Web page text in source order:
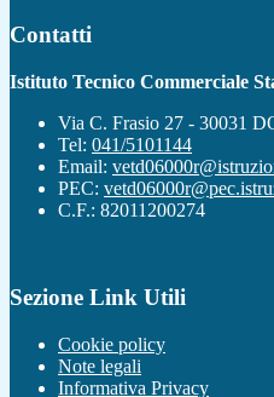
Contatti
Istituto Tecnico Commerciale
Via C. Frasio 27 - 30031
Tel: 041/5101144
Email:
PEC:
C.F.: 82011200274
Sezione Link Utili
Cookie policy
Note legali
Informativa Privacy